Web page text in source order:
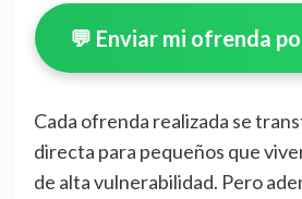
💬 Enviar mi ofrenda
Cada ofrenda realizada se
directa para pequeños que
de alta vulnerabilidad. Pero